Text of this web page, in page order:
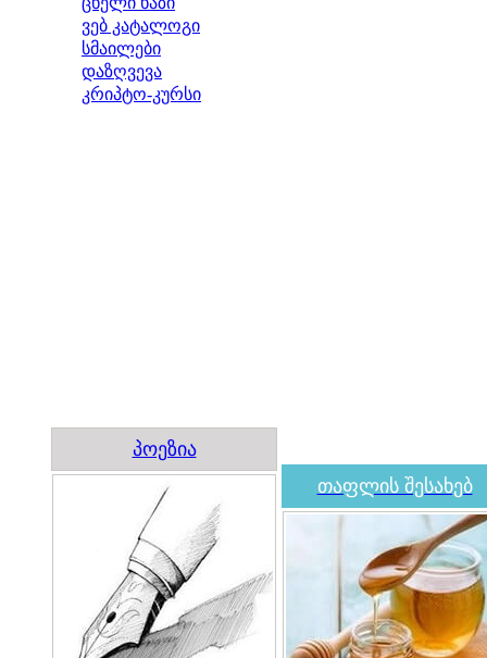
ვებ კატალოგი
სმაილები
დაზღვევა
კრიპტო-კურსი
პოეზია
თაფლის შესახებ